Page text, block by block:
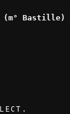
(m° Bastille)